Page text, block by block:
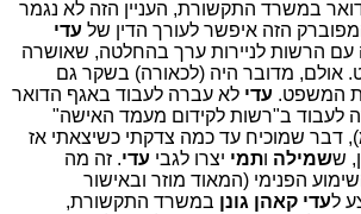
במשרד התקשורת, העניין הזה לא נגמר
הזה איפשר לעורך הדין של עדי
עם הרשות לניירות ערך בהחלטה, שאושרה
אולם, מדובר היה (לכאורה) בשקר גם
המשפט. עדי לא עברה לעבוד באגף הדואר
לעבוד ב"רשות לקידום מעמד האישה"
דבר שמוכיח עד כמה צדקתי כשיצאתי אז
ששמילה ותמי יצרו לגבי עדי. זה מה
הפנימי (המאוד מוזר ובאישור
לעדי קאהן גונן במשרד התקשורת,